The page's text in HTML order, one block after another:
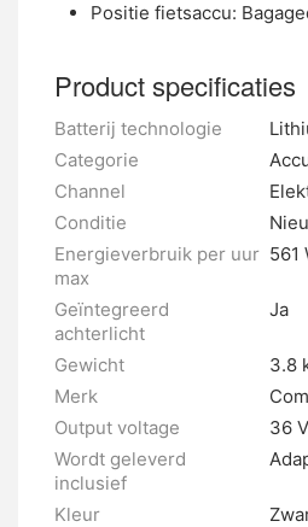
Positie fietsaccu:
Product specificaties
Batterij technologie
Categorie
Channel
Conditie
Energieverbruik per uur
max
561
Geïntegreerd
achterlicht
Ja
Gewicht
3.8
Merk
Output voltage
36 V
Wordt geleverd
inclusief
Kleur